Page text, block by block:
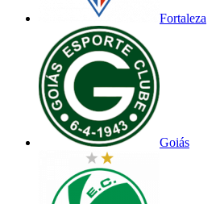
Fortaleza
Goiás